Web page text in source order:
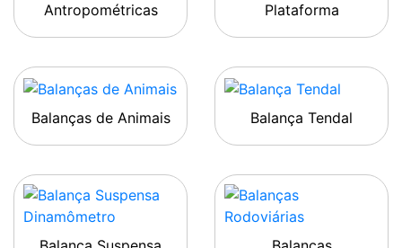
Antropométricas
Plataforma
Balanças de Animais Balança Tendal